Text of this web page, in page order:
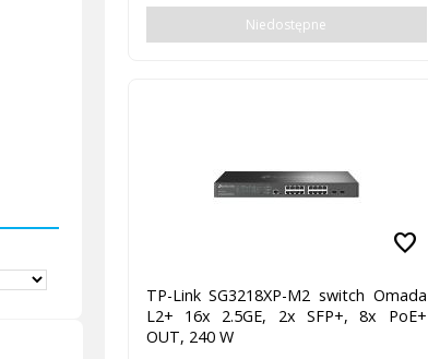
Niedostępne
favorite
TP-Link SG3218XP-M2 switch Omada
L2+ 16x 2.5GE, 2x SFP+, 8x PoE+
OUT, 240 W